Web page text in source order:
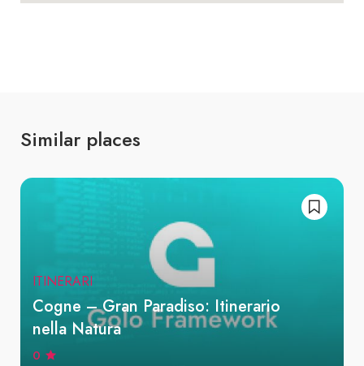
Similar places
ITINERARI
Cogne – Gran Paradiso: Itinerario
nella Natura
0